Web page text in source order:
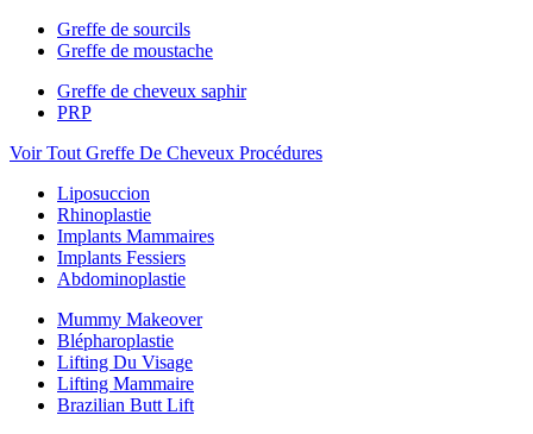
Greffe de sourcils
Greffe de moustache
Greffe de cheveux saphir
PRP
Voir Tout Greffe De Cheveux Procédures
Liposuccion
Rhinoplastie
Implants Mammaires
Implants Fessiers
Abdominoplastie
Mummy Makeover
Blépharoplastie
Lifting Du Visage
Lifting Mammaire
Brazilian Butt Lift